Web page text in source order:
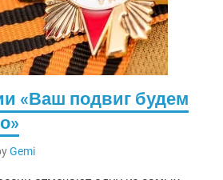
«Ваш подвиг будем
Gemi